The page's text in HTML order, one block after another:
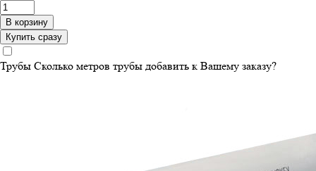
В корзину
Купить сразу
Трубы Сколько метров трубы добавить к Вашему заказу?